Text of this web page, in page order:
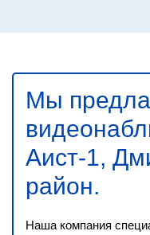
Мы
Аист-1,
район.
Наша компания